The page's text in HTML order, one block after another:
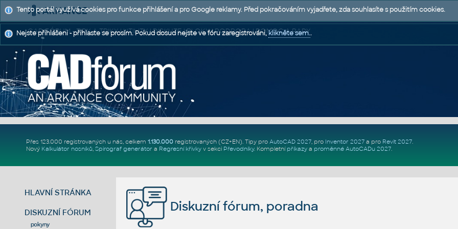
CAD FÓRUM - TIPY A TRIKY | UTILITY | DISKUZE | BLOKY | PODPORA | POMOC A RADY
Přes 123.000 registrovaných u nás, celkem 1.130.000registrovaných (CZ+EN). Tipy pro AutoCAD 2027, pro Inventor 2027a pro Revit 2027.
Nový Kalkulátor nosníků, Spirograf generátor a Regresní křivkyv sekci Převodníky. Kompletní příkazya proměnné AutoCADu 2027.
HLAVNÍ STRÁNKA
DISKUZNÍ FÓRUM
pokyny
Diskuzní fórum, poradna
Tento portál využívá cookies pro funkce přihlášení a pro Google reklamy. Před pokračováním vyjadřete, zda souhlasíte s použitím cookies.
Nejste přihlášeni - přihlaste se prosím. Pokud dosud nejste ve fóru zaregistrováni,klikněte sem..